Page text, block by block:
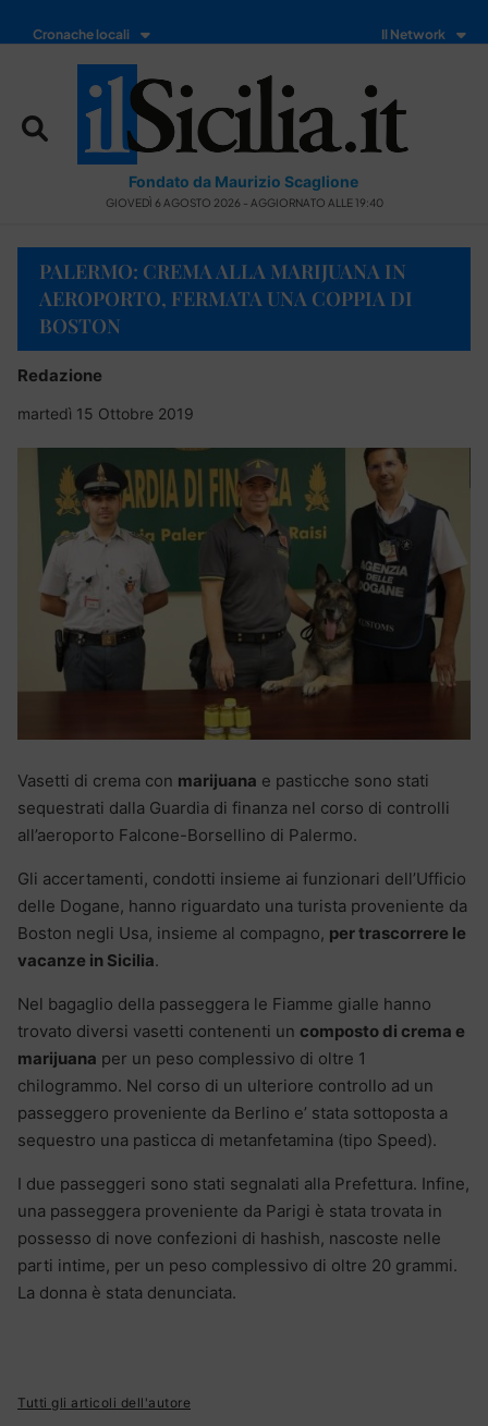
Cronache locali Il Network
Fondato da Maurizio Scaglione
GIOVEDÌ 6 AGOSTO 2026 - AGGIORNATO ALLE 19:40
PALERMO: CREMA ALLA MARIJUANA IN
AEROPORTO, FERMATA UNA COPPIA DI
BOSTON
Redazione
martedì 15 Ottobre 2019
Vasetti di crema con marijuana e pasticche sono stati
sequestrati dalla Guardia di finanza nel corso di controlli
all’aeroporto Falcone-Borsellino di Palermo.
Gli accertamenti, condotti insieme ai funzionari dell’Ufficio
delle Dogane, hanno riguardato una turista proveniente da
Boston negli Usa, insieme al compagno, per trascorrere le
vacanze in Sicilia.
Nel bagaglio della passeggera le Fiamme gialle hanno
trovato diversi vasetti contenenti un composto di crema e
marijuana per un peso complessivo di oltre 1
chilogrammo. Nel corso di un ulteriore controllo ad un
passeggero proveniente da Berlino e’ stata sottoposta a
sequestro una pasticca di metanfetamina (tipo Speed).
I due passeggeri sono stati segnalati alla Prefettura. Infine,
una passeggera proveniente da Parigi è stata trovata in
possesso di nove confezioni di hashish, nascoste nelle
parti intime, per un peso complessivo di oltre 20 grammi.
La donna è stata denunciata.
Tutti gli articoli dell'autore